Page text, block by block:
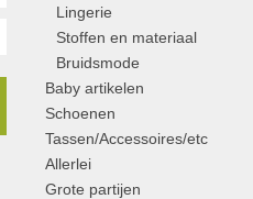
Lingerie
Stoffen en materiaal
Bruidsmode
Baby artikelen
Schoenen
Tassen/Accessoires/etc
Allerlei
Grote partijen